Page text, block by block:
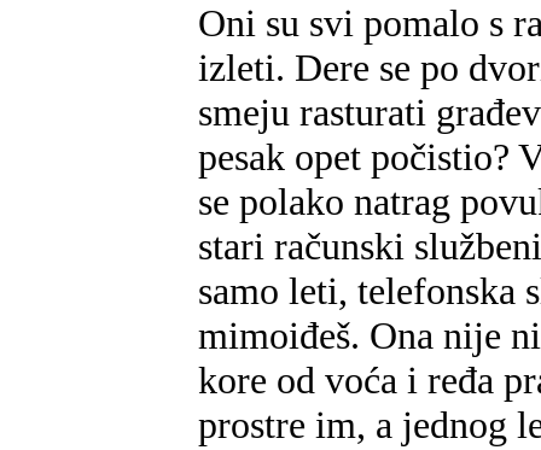
Oni su svi pomalo s
izleti. Dere se po
smeju rasturati
pesak opet počistio?
se polako natrag
stari računski
samo leti, telefonska
mimoiđeš. Ona nije
kore od voća i ređa
prostre im, a jednog